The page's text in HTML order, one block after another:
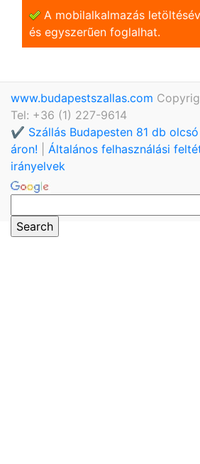
A mobilalkalmazás
és egyszerũen foglalhat.
www.budapestszallas.com
Tel: +36 (1) 227-9614
✔️ Szállás Budapesten 81 db
áron!
Általános felhasználási
irányelvek